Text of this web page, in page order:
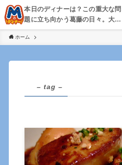
本日のディナーは？この重大な問
題に立ち向かう葛藤の日々。大
阪・京都・神戸を中心とした食べ
歩き、飲み歩きを綴る。
ホーム
– tag –